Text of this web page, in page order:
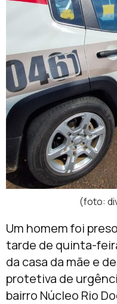
(foto:
Um homem foi
tarde de quinta-
da casa da mãe e
protetiva de
bairro Núcleo Rio